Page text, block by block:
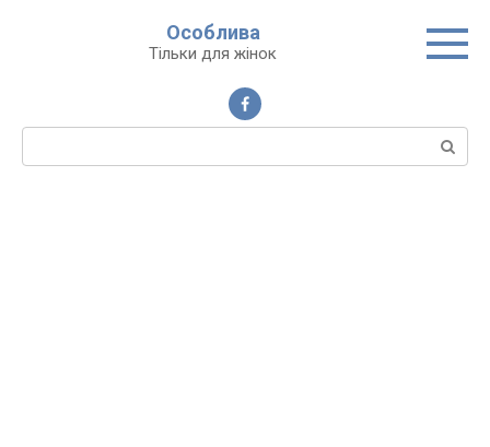
Особлива
Тільки для жінок
Пошук: